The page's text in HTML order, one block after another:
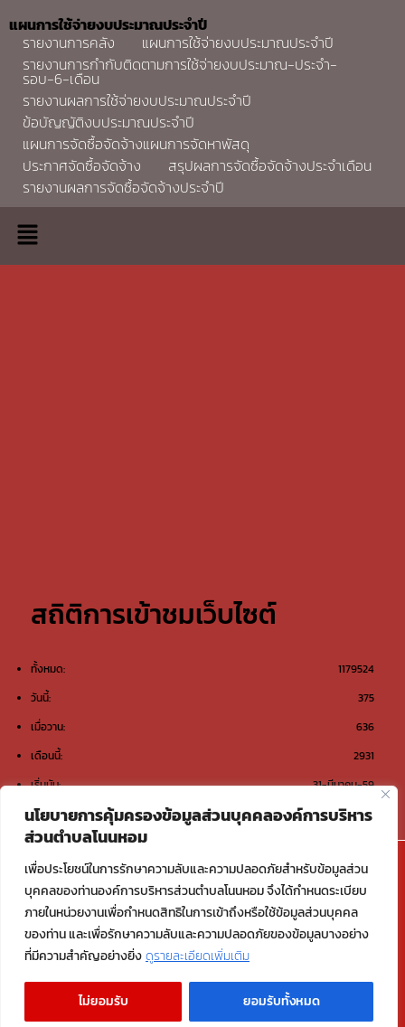
นโยบายการคุ้มครองข้อมูลส่วนบุคคลองค์การบริหาร
ส่วนตำบลโนนหอม
เพื่อประโยชน์ในการรักษาความลับและความปลอดภัยสำหรับข้อมูลส่วน
บุคคลของท่านองค์การบริหารส่วนตำบลโนนหอม จึงได้กำหนดระเบียบ
ภายในหน่วยงานเพื่อกำหนดสิทธิในการเข้าถึงหรือใช้ข้อมูลส่วนบุคคล
ของท่าน และเพื่อรักษาความลับและความปลอดภัยของข้อมูลบางอย่าง
ที่มีความสำคัญอย่างยิ่งดูรายละเอียดเพิ่มเติม
ไม่ยอมรับ ยอมรับทั้งหมด
แผนการใช้จ่ายงบประมาณประจำปี
รายงานการคลัง
แผนการใช้จ่ายงบประมาณประจำปี
รายงานการกำกับติดตามการใช้จ่ายงบประมาณ-ประจำ-
รอบ-6-เดือน
รายงานผลการใช้จ่ายงบประมาณประจำปี
ข้อบัญญัติงบประมาณประจำปี
แผนการจัดซื้อจัดจ้างแผนการจัดหาพัสดุ
ประกาศจัดซื้อจัดจ้าง
สรุปผลการจัดซื้อจัดจ้างประจำเดือน
รายงานผลการจัดซื้อจัดจ้างประจำปี
สถิติการเข้าชมเว็บไซต์
1179524
ทั้งหมด:
375
วันนี้:
636
เมื่อวาน:
2931
เดือนนี้:
31-มีนาคม-59
เริ่มนับ:
@องค์การบริหารส่วนตำบลโนนหอม ต.โนนหอม อ.เมือง
สกลนคร จ.สกลนคร 47000
Email : saraban_06470117@dla.go.th
Copyright © 2026 องค์การบริหารส่วนตำบลโนนหอม อ.เมืองสกลนคร
จ.สกลนคร | Powered by องค์การบริหารส่วนตำบลโนนหอม อ.เมืองสกลนคร
จ.สกลนคร